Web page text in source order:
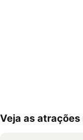
Ampliar mapa
Veja as